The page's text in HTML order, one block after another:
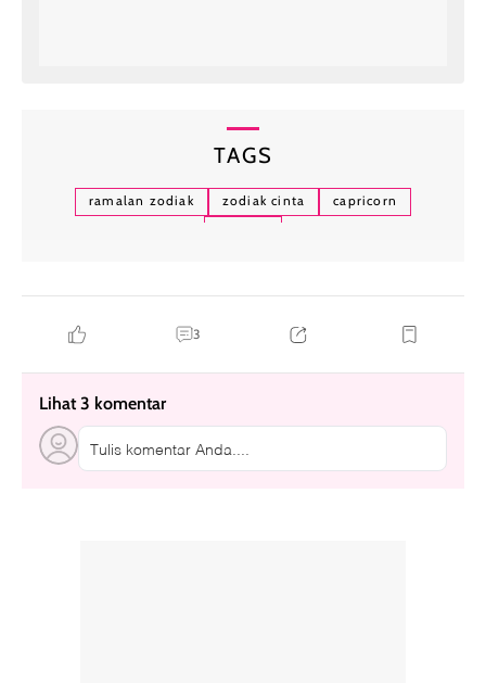
TAGS
ramalan zodiak zodiak cinta
capricorn
3
Lihat 3 komentar
Tulis komentar Anda....